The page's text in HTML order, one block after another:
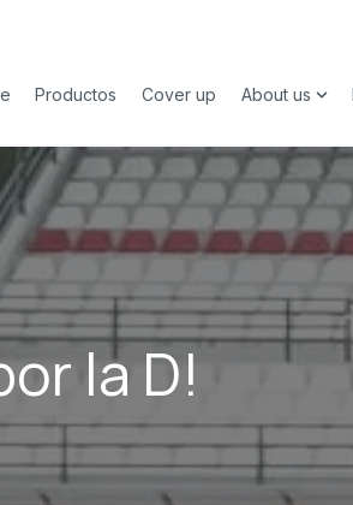
for Padel
Productos Cover up About us
la D!